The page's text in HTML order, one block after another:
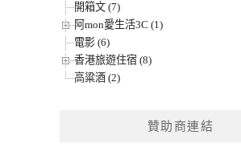
開箱文 (7)
阿mon愛生活3C (1)
電影 (6)
香港旅遊住宿 (8)
高粱酒 (2)
贊助商連結